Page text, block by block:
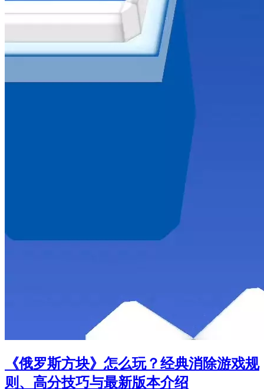
《俄罗斯方块》怎么玩？经典消除游戏规
则、高分技巧与最新版本介绍